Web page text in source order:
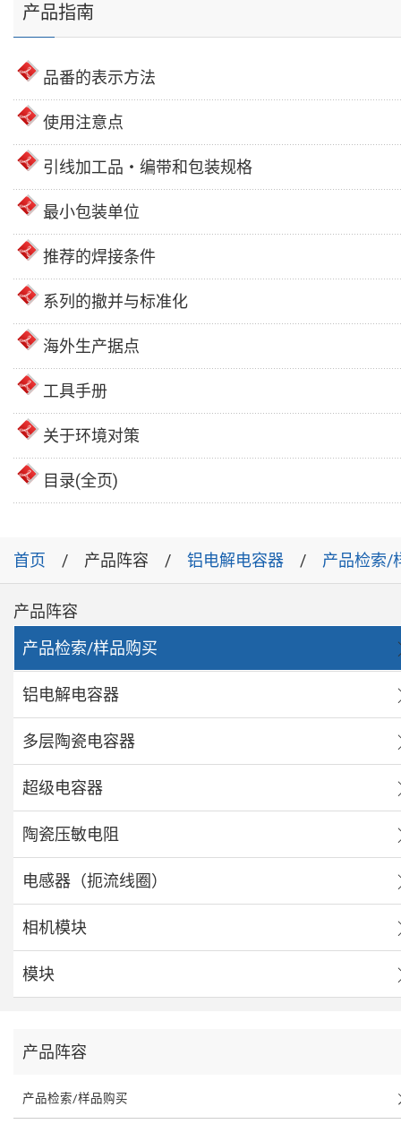
产品指南
品番的表示方法
使用注意点
引线加工品・编带和包装规格
最小包装单位
推荐的焊接条件
系列的撤并与标准化
海外生产据点
工具手册
关于环境对策
目录(全页)
首页 产品阵容 铝电解电容器 产品检索/
产品阵容
产品检索/样品购买
铝电解电容器
多层陶瓷电容器
超级电容器
陶瓷压敏电阻
电感器（扼流线圈）
相机模块
模块
产品阵容
产品检索/样品购买